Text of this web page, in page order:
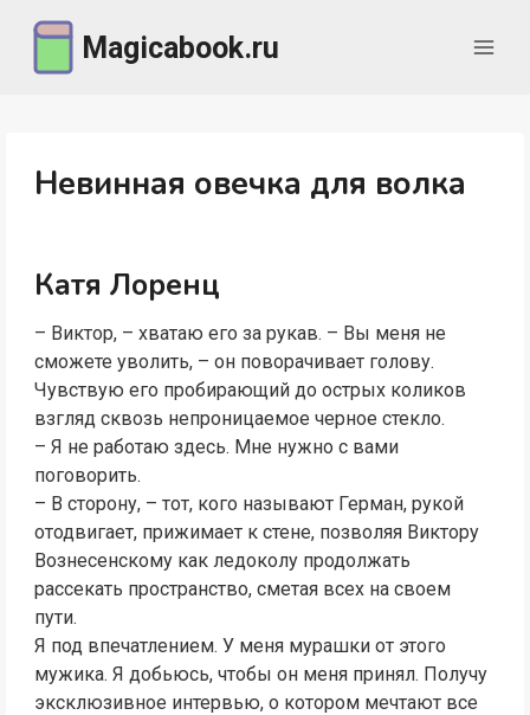
содержимому
Magicabook.ru
Невинная овечка для волка
Катя Лоренц
– Виктор, – хватаю его за рукав. – Вы меня не
сможете уволить, – он поворачивает голову.
Чувствую его пробирающий до острых коликов
взгляд сквозь непроницаемое черное стекло.
– Я не работаю здесь. Мне нужно с вами
поговорить.
– В сторону, – тот, кого называют Герман, рукой
отодвигает, прижимает к стене, позволяя Виктору
Вознесенскому как ледоколу продолжать
рассекать пространство, сметая всех на своем
пути.
Я под впечатлением. У меня мурашки от этого
мужика. Я добьюсь, чтобы он меня принял. Получу
эксклюзивное интервью, о котором мечтают все